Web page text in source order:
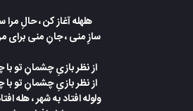
هلهله آغاز کن ، حالِ مرا
سازِ منی ، جانِ منی برای
از نظر بازیِ چشمانِ تو با
از نظر بازیِ چشمانِ تو با
ولوله افتاد به شهر ، هله